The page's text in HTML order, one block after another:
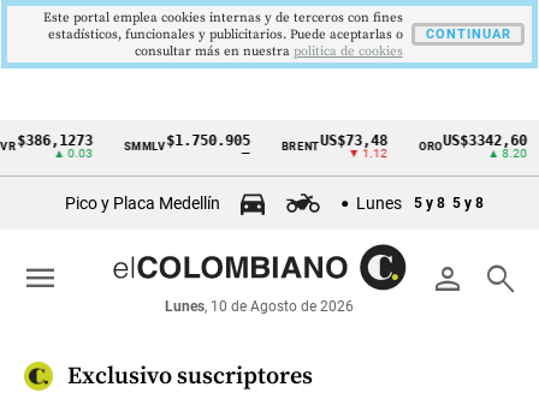
Cintillo
económicos
Colombia
▲ 0.03
SMMLV$1.750.905 BRENT US$73,48
▼ 1.12
ORO US$3342,60
Pico y Placa Medellín Lunes 5 y 8 5 y 8
person search
Lunes, 10 de Agosto de 2026
menu
Exclusivo suscriptores
Este portal emplea cookies internas y de terceros con fines
estadísticos, funcionales y publicitarios. Puede aceptarlas o
consultar más en nuestra politica de cookies
CONTINUAR